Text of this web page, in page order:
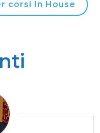
corsi In House